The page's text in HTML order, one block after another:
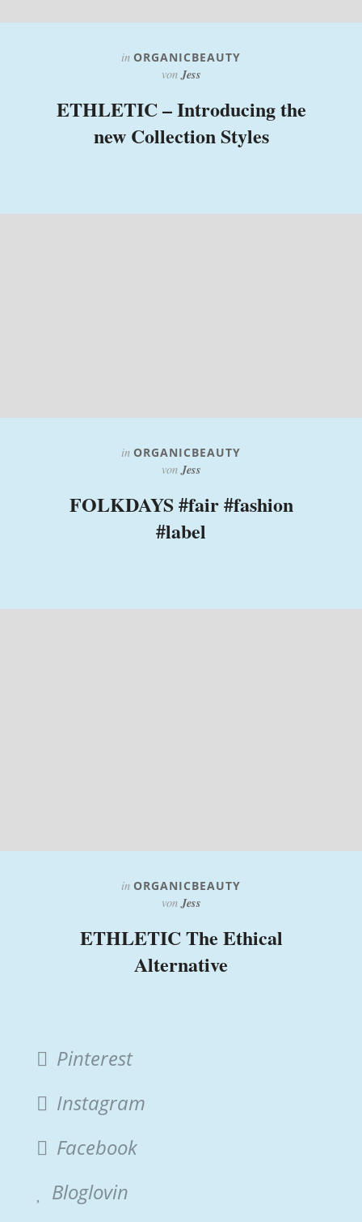
in ORGANICBEAUTY
von Jess
ETHLETIC – Introducing the
new Collection Styles
in ORGANICBEAUTY
von Jess
FOLKDAYS #fair #fashion
#label
in ORGANICBEAUTY
von Jess
ETHLETIC The Ethical
Alternative
Pinterest
Instagram
Facebook
Bloglovin